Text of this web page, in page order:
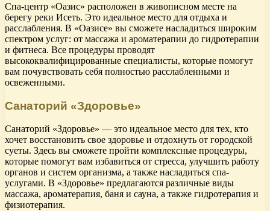
Спа-центр «Оазис» расположен в живописном месте на
берегу реки Исеть. Это идеальное место для отдыха и
расслабления. В «Оазисе» вы сможете насладиться широким
спектром услуг: от массажа и ароматерапии до гидротерапии
и фитнеса. Все процедуры проводят
высококвалифицированные специалисты, которые помогут
вам почувствовать себя полностью расслабленными и
освеженными.
Санаторий «Здоровье»
Санаторий «Здоровье» — это идеальное место для тех, кто
хочет восстановить свое здоровье и отдохнуть от городской
суеты. Здесь вы сможете пройти комплексные процедуры,
которые помогут вам избавиться от стресса, улучшить работу
органов и систем организма, а также насладиться спа-
услугами. В «Здоровье» предлагаются различные виды
массажа, ароматерапия, баня и сауна, а также гидротерапия и
физиотерапия.